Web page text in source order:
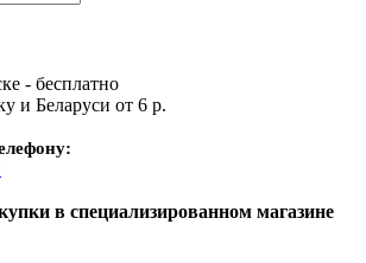
- бесплатно
и Беларуси от 6 р.
в специализированном магазине